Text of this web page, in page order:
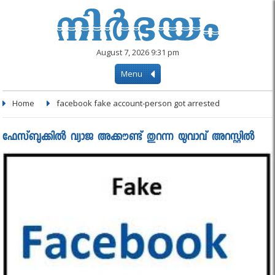
August 7, 2026 9:31 pm
Menu
Home facebook fake account-person got arrested
ഫേസ്ബുക്കിൽ വ്യാജ അക്കൗണ്ട് തുറന്ന യുവാവ് അറസ്റ്റിൽ